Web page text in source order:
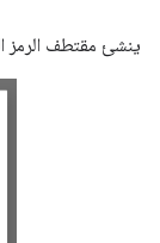
ينشئ مقتطف الرمز